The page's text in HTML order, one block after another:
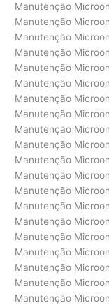
Manutenção
Manutenção
Manutenção
Manutenção
Manutenção
Manutenção
Manutenção
Manutenção
Manutenção
Manutenção
Manutenção
Manutenção
Manutenção
Manutenção
Manutenção
Manutenção
Manutenção
Manutenção
Manutenção
Manutenção